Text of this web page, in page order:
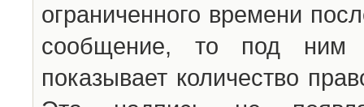
ограниченного времени
сообщение, то под ним
показывает количество